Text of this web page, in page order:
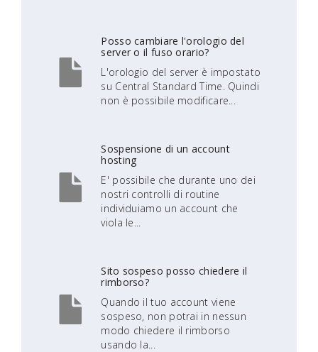
Posso cambiare l'orologio del
server o il fuso orario?
L'orologio del server è impostato
su Central Standard Time. Quindi
non è possibile modificare...
Sospensione di un account
hosting
E' possibile che durante uno dei
nostri controlli di routine
individuiamo un account che
viola le...
Sito sospeso posso chiedere il
rimborso?
Quando il tuo account viene
sospeso, non potrai in nessun
modo chiedere il rimborso
usando la...